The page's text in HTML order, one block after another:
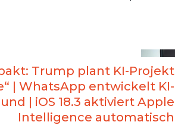
Trump plant KI-Projekt
| WhatsApp entwickelt KI-
| iOS 18.3 aktiviert Apple
Intelligence automatisch